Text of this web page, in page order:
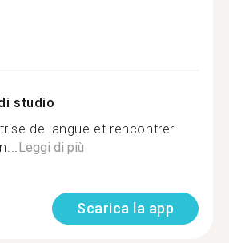
studio
de langue et rencontrer
Leggi di più
Scarica la app